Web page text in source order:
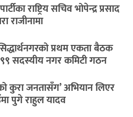
राष्ट्रिय सचिव भोपेन्द्र प्रसाद
राजीनामा
प्रथम एकता बैठक
९९ सदस्यीय नगर कमिटी गठन
कुरा जनतासँग’ अभियान लिएर
पुगे राहुल यादव